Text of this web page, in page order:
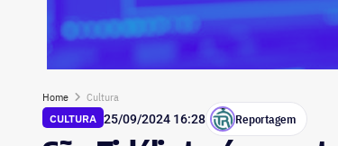
Home
Cultura
CULTURA 25/09/2024 16:28 Reportagem